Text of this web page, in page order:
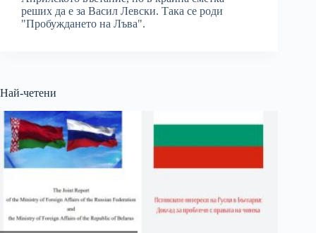
реших да е за Васил Левски. Така се роди
"Пробуждането на Лъва".
Най-четени